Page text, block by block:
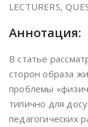
LECTURERS,
Аннотация:
В статье
сторон образа
проблемы
типично для
педагогических